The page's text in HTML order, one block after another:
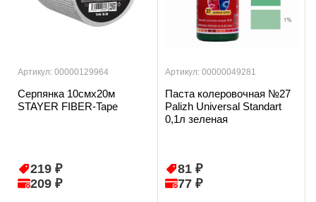
Артикул: 00000129964
Серпянка 10смх20м
STAYER FIBER-Tape
219 ₽
209 ₽
Артикул: 00000049281
Паста колеровочная №27
Palizh Universal Standart
0,1л зеленая
81 ₽
77 ₽